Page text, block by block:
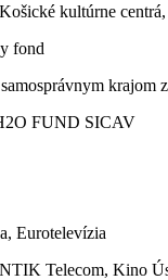
kultúrne
fond
krajom
FUND SICAV
Eurotelevízia
Telecom, Kino